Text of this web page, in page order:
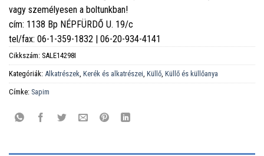
vagy személyesen a boltunkban!
cím: 1138 Bp NÉPFÜRDŐ U. 19/c
tel/fax: 06-1-359-1832 | 06-20-934-4141
Cikkszám: SALE14298I
Kategóriák: Alkatrészek Kerék és alkatrészei Küllő Küllő és küllőanya
Címke: Sapim